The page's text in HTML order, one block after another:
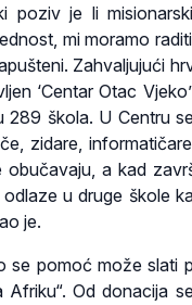
poziv je li
mi moramo
Zahvaljujući
‘Centar Otac
289 škola. U Centru
zidare,
obučavaju, a kad
u druge škole
je.
se pomoć može slati
Od donacija